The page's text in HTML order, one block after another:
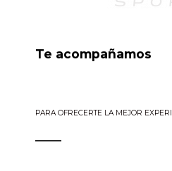
Te acompañamos
PARA OFRECERTE LA MEJOR